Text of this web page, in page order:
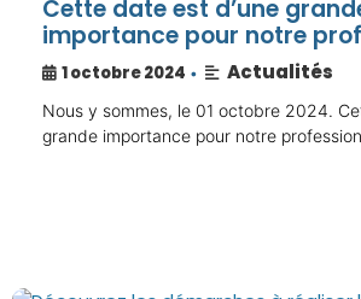
Cette date est d’une
importance pour notre
1 octobre 2024 • Actualités
Nous y sommes, le 01 octobre 2024.
grande importance pour notre